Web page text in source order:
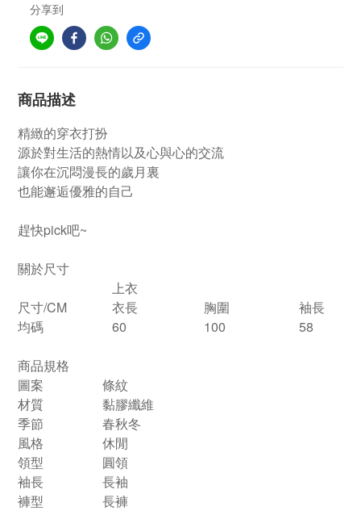
分享到
商品描述
精緻的穿衣打扮
源於對生活的熱情以及心與心的交流
讓你在沉悶漫長的歲月裏
也能邂逅優雅的自己
趕快pick吧~
關於尺寸
上衣
尺寸/CM
衣長 胸圍
袖長
均碼
60 100 58
商品規格
圖案
條紋
材質
黏膠纖維
季節
春秋冬
風格
休閒
領型
圓領
袖長
長袖
褲型
長褲